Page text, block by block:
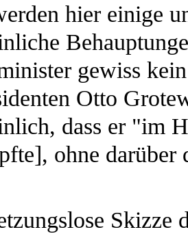
hier einige
gewiss
Otto
dass er "im
ohne darüber